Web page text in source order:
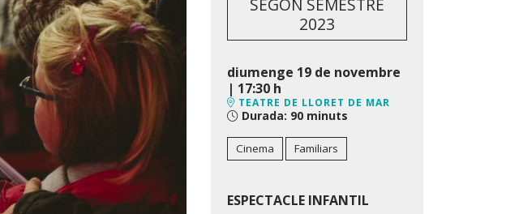
SEGON SEMESTRE
2023
diumenge 19 de novembre
| 17:30 h
TEATRE DE LLORET DE MAR
Durada: 90 minuts
Cinema Familiars
ESPECTACLE INFANTIL